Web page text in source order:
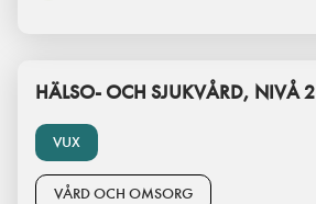
VUX
HÄLSO- OCH SJUKVÅRD, NIVÅ 2
VÅRD OCH OMSORG